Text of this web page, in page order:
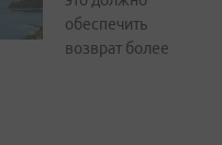
обеспечить
возврат более